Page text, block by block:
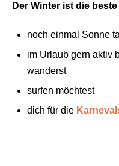
Der Winter ist die
noch einmal Sonne
im Urlaub gern aktiv
wanderst
surfen möchtest
dich für die